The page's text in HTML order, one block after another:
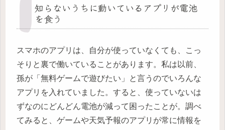
知らないうちに動いているアプリが電池
を食う
スマホのアプリは、自分が使っていなくても、こっ
そりと裏で働いていることがあります。私は以前、
孫が「無料ゲームで遊びたい」と言うのでいろんな
アプリを入れていました。すると、使っていないは
ずなのにどんどん電池が減って困ったことが。調べ
てみると、ゲームや天気予報のアプリが常に情報を